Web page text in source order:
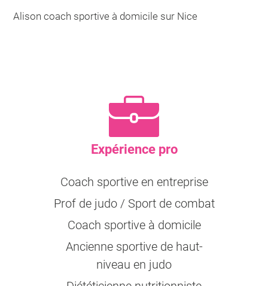
Alison coach sportive à domicile sur Nice
Expérience pro
Coach sportive en entreprise
Prof de judo / Sport de combat
Coach sportive à domicile
Ancienne sportive de haut-
niveau en judo